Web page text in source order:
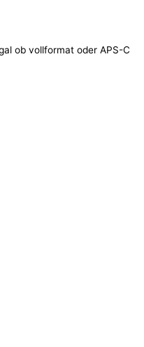
ob vollformat oder APS-C